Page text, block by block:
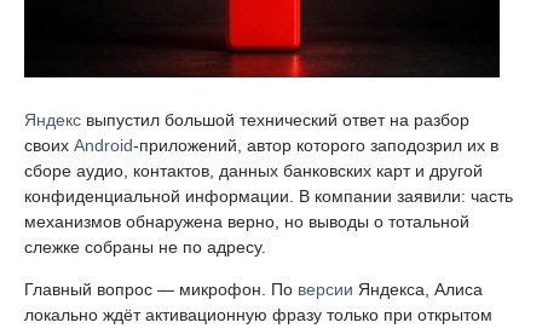
Яндекс выпустил большой технический ответ на разбор
своих Android-приложений, автор которого заподозрил их в
сборе аудио, контактов, данных банковских карт и другой
конфиденциальной информации. В компании заявили: часть
механизмов обнаружена верно, но выводы о тотальной
слежке собраны не по адресу.
Главный вопрос — микрофон. По версии Яндекса, Алиса
локально ждёт активационную фразу только при открытом